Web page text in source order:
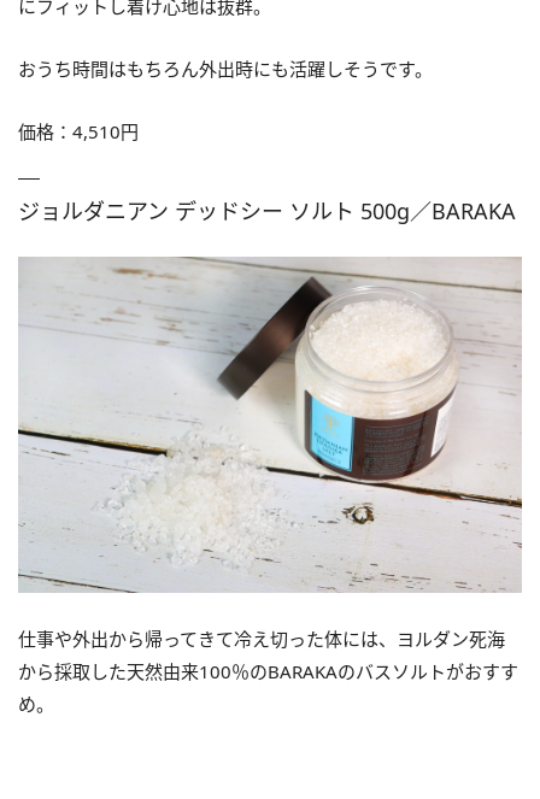
にフィットし着け心地は抜群。
おうち時間はもちろん外出時にも活躍しそうです。
価格：4,510円
ジョルダニアン デッドシー ソルト 500g／BARAKA
仕事や外出から帰ってきて冷え切った体には、ヨルダン死海
から採取した天然由来100％のBARAKAのバスソルトがおすす
め。